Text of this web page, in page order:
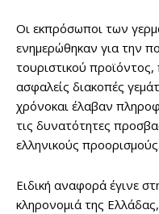
Οι εκπρόσωποι των
ενημερώθηκαν για την
τουριστικού
ασφαλείς διακοπές
χρόνοκαι έλαβαν
τις δυνατότητες
ελληνικούς προορισμούς.
Ειδική αναφορά έγινε
κληρονομιά της